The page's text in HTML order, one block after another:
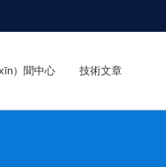
）聞中心 技術文章